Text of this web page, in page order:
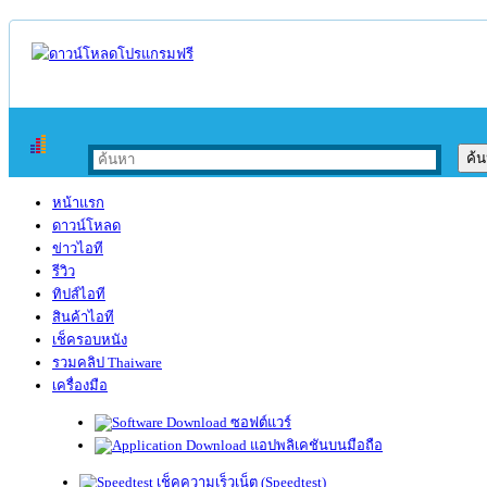
หน้าแรก
ดาวน์โหลด
ข่าวไอที
รีวิว
ทิปส์ไอที
สินค้าไอที
เช็ครอบหนัง
รวมคลิป Thaiware
เครื่องมือ
ซอฟต์แวร์
แอปพลิเคชันบนมือถือ
เช็คความเร็วเน็ต (Speedtest)